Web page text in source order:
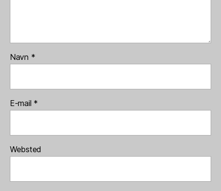
Navn *
E-mail *
Websted